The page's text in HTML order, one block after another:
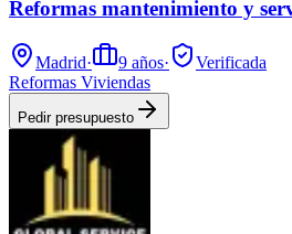
Reformas mantenimiento y
Madrid· 9 años·
Verificada
Reformas Viviendas
Pedir presupuesto